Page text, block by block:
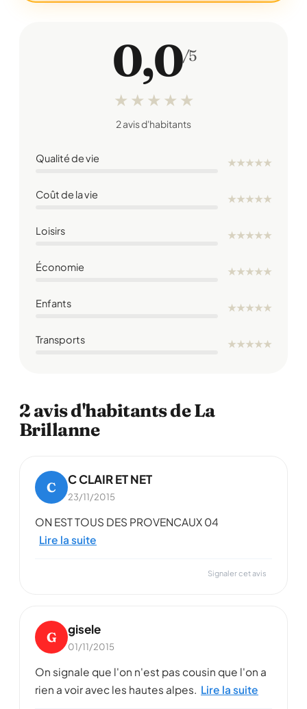
0,0/5
★ ★ ★ ★ ★
2 avis d'habitants
Qualité de vie ★★★★★
Coût de la vie ★★★★★
Loisirs ★★★★★
Économie ★★★★★
Enfants ★★★★★
Transports ★★★★★
2 avis d'habitants de La
Brillanne
C C CLAIR ET NET
23/11/2015
ON EST TOUS DES PROVENCAUX 04
Lire la suite
Signaler cet avis
G gisele
01/11/2015
On signale que l'on n'est pas cousin que l'on a
rien a voir avec les hautes alpes. Lire la suite